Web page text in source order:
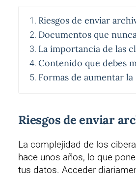
Riesgos de enviar
Documentos que
La importancia de las
Contenido que debes
Formas de aumentar
Riesgos de enviar
La complejidad de los
hace unos años, lo que
tus datos. Acceder